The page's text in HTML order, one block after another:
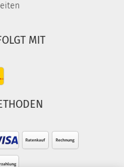
MIT